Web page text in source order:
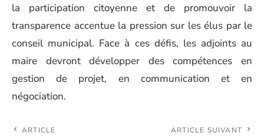
la participation citoyenne et de promouvoir la
transparence accentue la pression sur les élus par le
conseil municipal. Face à ces défis, les adjoints au
maire devront développer des compétences en
gestion de projet, en communication et en
négociation.
ARTICLE
ARTICLE SUIVANT